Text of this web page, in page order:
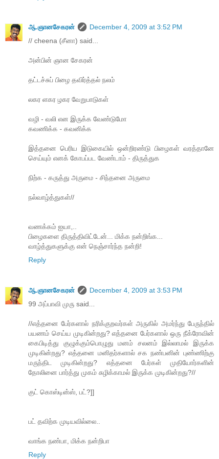
ஆ.ஞானசேகரன்
December 4, 2009 at 3:52 PM
// cheena (சீனா) said...
அன்பின் ஞான சேகரன்
தட்டச்சுப் பிழை தவிர்த்தல் நலம்
லகர ளகர ழகர வேறுபாடுகள்
வழி - வலி என இருக்க வேண்டுமோ
கவணிக்க - கவனிக்க
இத்தனை பெரிய இடுகையில் ஒன்றிரண்டு பிழைகள் வரத்தானே
செய்யும் எனக் கோபப்பட வேண்டாம் - திருத்துக
நிற்க - கருத்து அருமை - சிந்தனை அருமை
நல்வாழ்த்துகள்//
வணக்கம் ஐயா,..
பிழைகளை திருத்திவிட்டேன்... மிக்க நன்றிங்க...
வாழ்த்துகளுக்கு என் நெஞ்சார்ந்த நன்றி!
Reply
ஆ.ஞானசேகரன்
December 4, 2009 at 3:53 PM
99 அப்பாவி முரு said...
//எத்தனை பேர்களால் நரிக்குறவர்கள் அருகில் அமர்ந்து பேருந்தில்
பயணம் செய்ய முடிகின்றது? எத்தனை பேர்களால் ஒரு நீக்ரோவின்
கைபிடித்து குழுக்கும்பொழுது மனம் சலனம் இல்லாமல் இருக்க
முடிகின்றது? எத்தனை மனிதர்களால் சக நண்பனின் புண்ணிற்கு
மருந்திட முடிகின்றது? எத்தனை பேர்கள் முதியோர்களின்
தோலினை பார்த்து முகம் சுழிக்காமல் இருக்க முடிகின்றது?//
குட் கொஸ்டின்ஸ், பட்?]]
பட் தவிற்க முடியவில்லை..
வாங்க நண்பா, மிக்க நன்றிபா
Reply